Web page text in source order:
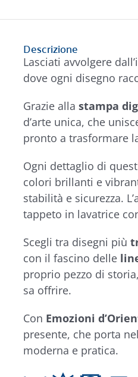
Descrizione
Lasciati avvolgere
dove ogni disegno
Grazie alla stampa
d’arte unica, che
pronto a trasformare
Ogni dettaglio di
colori brillanti e
stabilità e sicurezza.
tappeto in lavatrice
Scegli tra disegni più
con il fascino delle
proprio pezzo di
sa offrire.
Con Emozioni
presente, che porta
moderna e pratica.